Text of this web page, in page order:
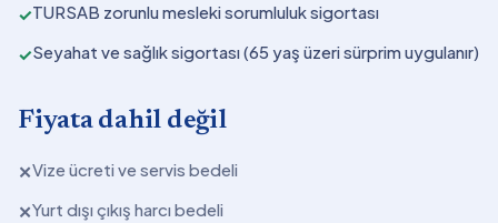
✓TURSAB zorunlu mesleki sorumluluk sigortası
✓Seyahat ve sağlık sigortası (65 yaş üzeri sürprim uygulanır)
Fiyata dahil değil
✕Vize ücreti ve servis bedeli
✕Yurt dışı çıkış harcı bedeli